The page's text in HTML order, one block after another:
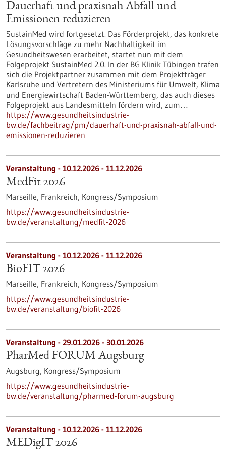
Dauerhaft und praxisnah Abfall und
Emissionen reduzieren
SustainMed wird fortgesetzt. Das Förderprojekt, das konkrete
Lösungsvorschläge zu mehr Nachhaltigkeit im
Gesundheitswesen erarbeitet, startet nun mit dem
Folgeprojekt SustainMed 2.0. In der BG Klinik Tübingen trafen
sich die Projektpartner zusammen mit dem Projektträger
Karlsruhe und Vertretern des Ministeriums für Umwelt, Klima
und Energiewirtschaft Baden-Württemberg, das auch dieses
Folgeprojekt aus Landesmitteln fördern wird, zum…
https://www.gesundheitsindustrie-
bw.de/fachbeitrag/pm/dauerhaft-und-praxisnah-abfall-und-
emissionen-reduzieren
Veranstaltung - 10.12.2026 - 11.12.2026
MedFit 2026
Marseille, Frankreich, Kongress/Symposium
https://www.gesundheitsindustrie-
bw.de/veranstaltung/medfit-2026
Veranstaltung - 10.12.2026 - 11.12.2026
BioFIT 2026
Marseille, Frankreich, Kongress/Symposium
https://www.gesundheitsindustrie-
bw.de/veranstaltung/biofit-2026
Veranstaltung - 29.01.2026 - 30.01.2026
PharMed FORUM Augsburg
Augsburg, Kongress/Symposium
https://www.gesundheitsindustrie-
bw.de/veranstaltung/pharmed-forum-augsburg
Veranstaltung - 10.12.2026 - 11.12.2026
MEDigIT 2026